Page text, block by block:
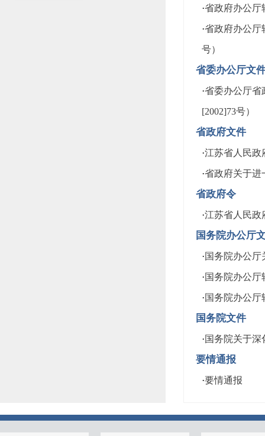
·省政府办公厅
·省政府办公厅
号）
省委办公厅文
·省委办公厅省
[2002]73号）
省政府文件
·江苏省人民政
·省政府关于进
省政府令
·江苏省人民政
国务院办公厅
·国务院办公厅
·国务院办公厅
·国务院办公厅
国务院文件
·国务院关于深
要情通报
·要情通报